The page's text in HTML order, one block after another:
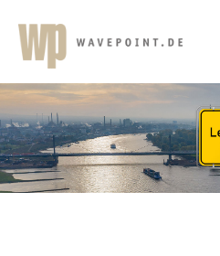
Inhalt
springen